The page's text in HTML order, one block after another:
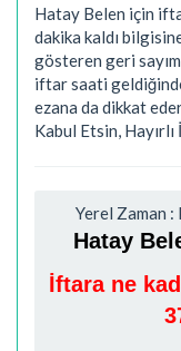
Hatay Belen için
dakika kaldı
gösteren geri
iftar saati
ezana da dikkat
Kabul Etsin,
Yerel Zaman
Hatay
İftara ne